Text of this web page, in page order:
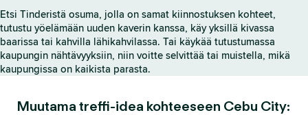
s
s
i
v
u
Etsi Tinderistä osuma, jolla on samat kiinnostuksen kohteet,
tutustu yöelämään uuden kaverin kanssa, käy yksillä kivassa
baarissa tai kahvilla lähikahvilassa. Tai käykää tutustumassa
kaupungin nähtävyyksiin, niin voitte selvittää tai muistella, mikä
kaupungissa on kaikista parasta.
Muutama treffi-idea kohteeseen Cebu City: